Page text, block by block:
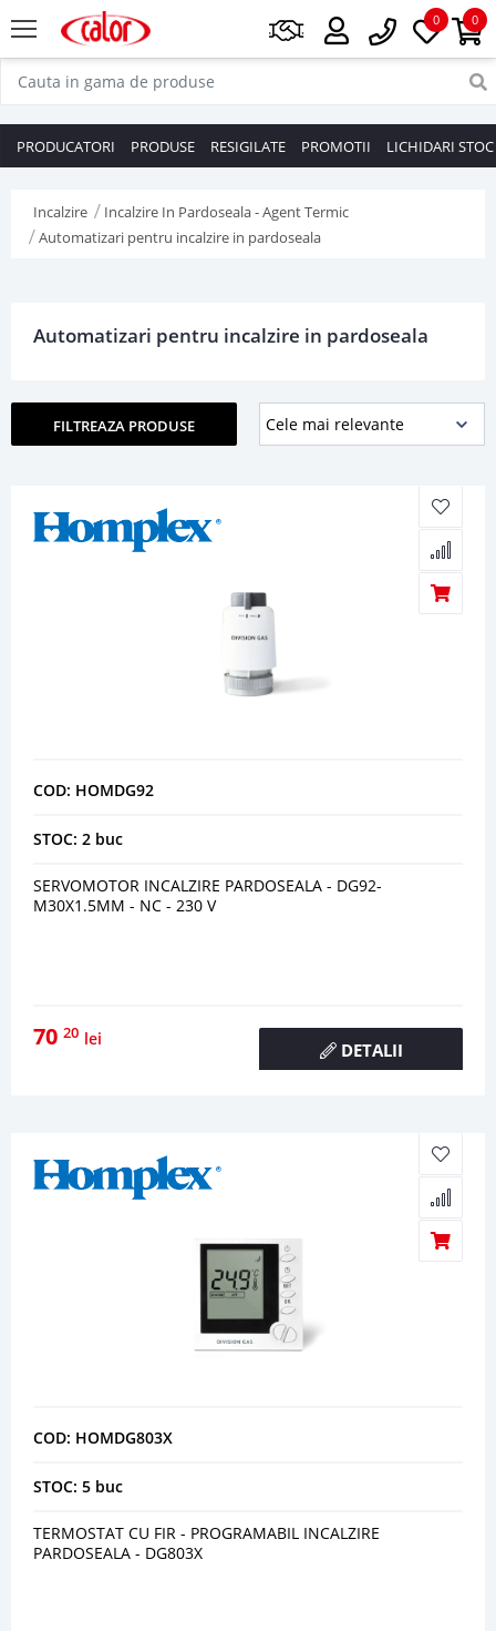
0
0
PRODUCATORI PRODUSE RESIGILATE PROMOTII LICHIDARI STOC
Incalzire
Incalzire In Pardoseala - Agent Termic
Automatizari pentru incalzire in pardoseala
Automatizari pentru incalzire in pardoseala
FILTREAZA PRODUSE
COD: HOMDG92
STOC: 2 buc
SERVOMOTOR INCALZIRE PARDOSEALA - DG92-
M30X1.5MM - NC - 230 V
70 20 lei
DETALII
COD: HOMDG803X
STOC: 5 buc
TERMOSTAT CU FIR - PROGRAMABIL INCALZIRE
PARDOSEALA - DG803X